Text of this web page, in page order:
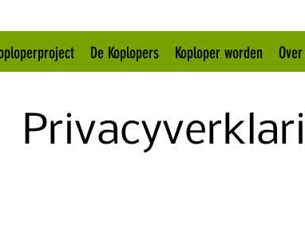
De Koplopers Koploper worden